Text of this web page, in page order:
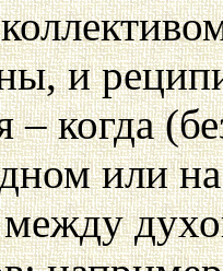
и
– когда
или
между